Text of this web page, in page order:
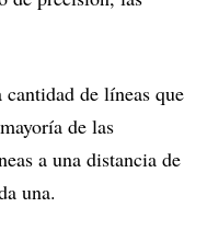
de líneas que
de las
a una distancia de
una.